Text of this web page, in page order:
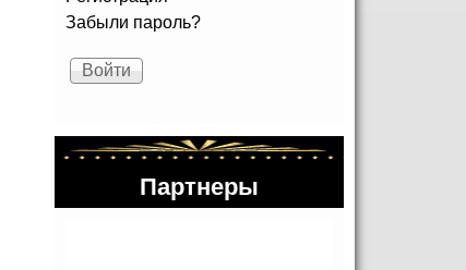
Забыли пароль?
Партнеры